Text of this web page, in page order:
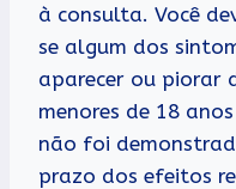
à consulta. Você
se algum dos
aparecer ou piorar
menores de 18
não foi
prazo dos efeitos